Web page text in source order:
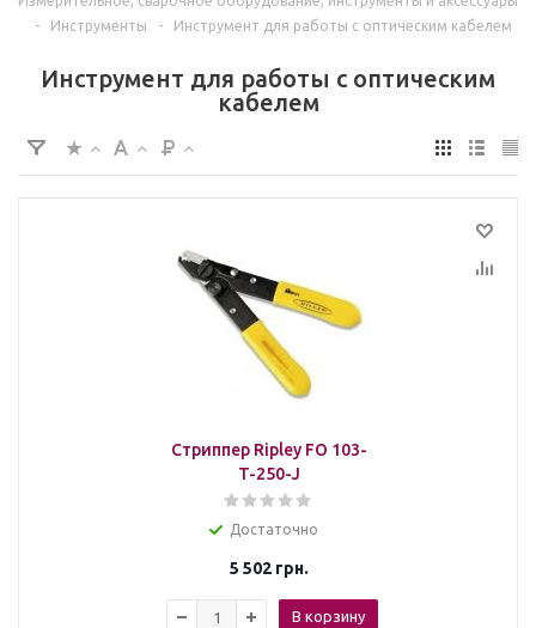
-
Инструменты - Инструмент для работы с оптическим кабелем
Инструмент для работы с оптическим
кабелем
Стриппер Ripley FO 103-
T-250-J
Достаточно
5 502грн.
В корзину